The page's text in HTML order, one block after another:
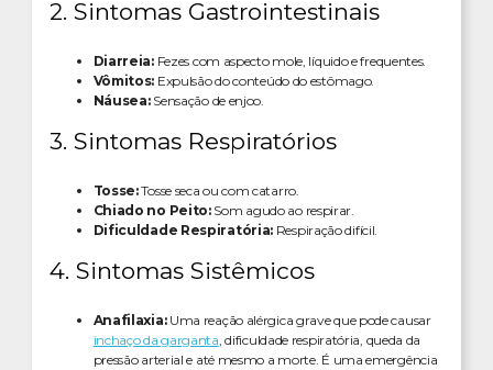
2. Sintomas Gastrointestinais
Diarreia:Fezes com aspecto mole, líquido e frequentes.
Vômitos: Expulsão do conteúdo do estômago.
Náusea:Sensação de enjoo.
3. Sintomas Respiratórios
Tosse:Tosse seca ou com catarro.
Chiado no Peito:Som agudo ao respirar.
Dificuldade Respiratória: Respiração difícil.
4. Sintomas Sistêmicos
Anafilaxia:Uma reação alérgica grave que pode causar
inchaço da garganta, dificuldade respiratória, queda da
pressão arterial e até mesmo a morte. É uma emergência